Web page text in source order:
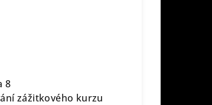
8
zážitkového kurzu